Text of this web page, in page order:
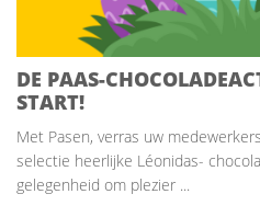
DE PAAS-
START!
Met Pasen, verras uw
selectie heerlijke Léonidas-
gelegenheid om plezier ...